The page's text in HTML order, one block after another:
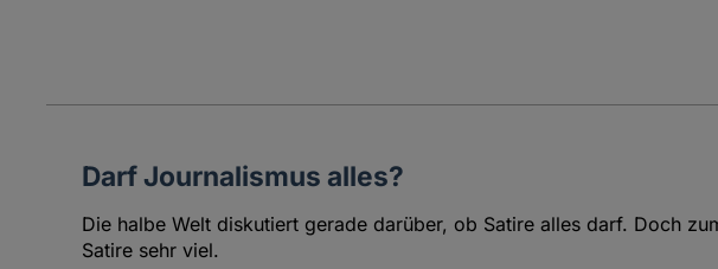
Darf Journalismus alles?
Die halbe Welt diskutiert gerade darüber, ob Satire alles darf. Doch
Satire sehr viel.